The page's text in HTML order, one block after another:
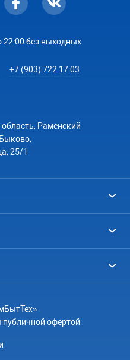
22:00 без выходных
+7 (903) 722 17 03
Раменский
25/1
офертой